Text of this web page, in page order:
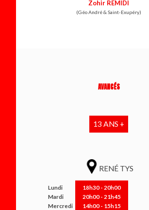
Zohir REMIDI
(Géo André & Saint-Exupéry)
AVANCÉS
13 ANS +
RENÉ TYS
Lundi
Mardi
Mercredi
18h30 - 20h00
20h00 - 21h45
14h00 - 15h15